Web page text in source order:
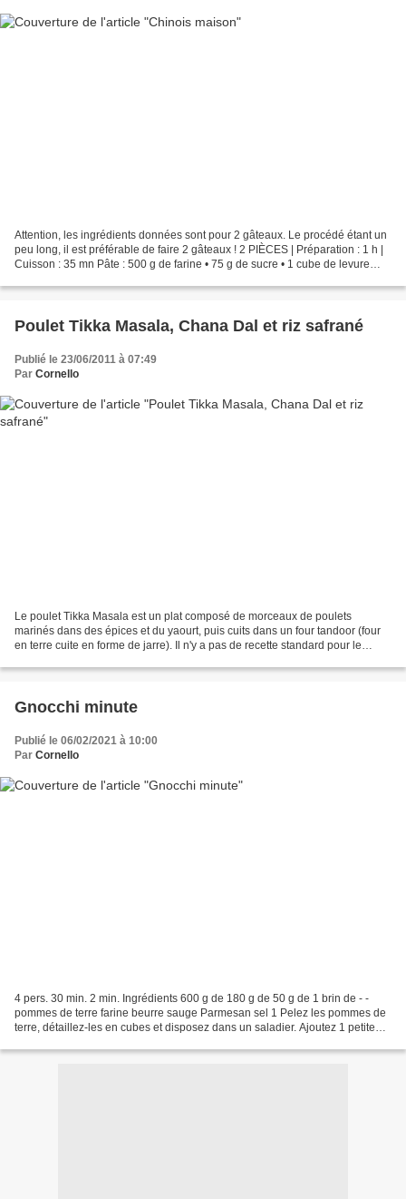
Attention, les ingrédients données sont pour 2 gâteaux. Le procédé étant un
peu long, il est préférable de faire 2 gâteaux ! 2 PIÈCES | Préparation : 1 h |
Cuisson : 35 mn Pâte : 500 g de farine • 75 g de sucre • 1 cube de levure
Poulet Tikka Masala, Chana Dal et riz safrané
Publié le 23/06/2011 à 07:49
Par Cornello
Le poulet Tikka Masala est un plat composé de morceaux de poulets
marinés dans des épices et du yaourt, puis cuits dans un four tandoor (four
en terre cuite en forme de jarre). Il n'y a pas de recette standard pour le
Gnocchi minute
Publié le 06/02/2021 à 10:00
Par Cornello
4 pers. 30 min. 2 min. Ingrédients 600 g de 180 g de 50 g de 1 brin de - -
pommes de terre farine beurre sauge Parmesan sel 1 Pelez les pommes de
terre, détaillez-les en cubes et disposez dans un saladier. Ajoutez 1 petite